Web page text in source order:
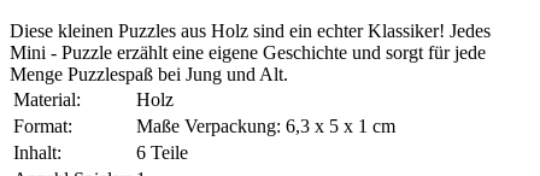
Diese kleinen Puzzles aus Holz sind ein echter Klassiker! Jedes
Mini - Puzzle erzählt eine eigene Geschichte und sorgt für jede
Menge Puzzlespaß bei Jung und Alt.
Material:
Holz
Format:
Maße Verpackung: 6,3 x 5 x 1 cm
Inhalt:
6 Teile